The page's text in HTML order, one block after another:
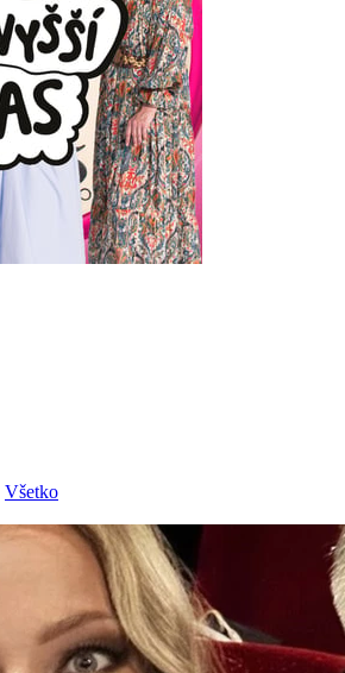
Všetko